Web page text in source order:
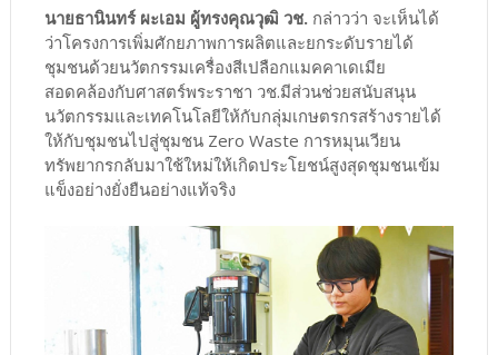
นายธานินทร์ ผะเอม ผู้ทรงคุณวุฒิ วช.กล่าวว่า จะเห็นได้
ว่าโครงการเพิ่มศักยภาพการผลิตและยกระดับรายได้
ชุมชนด้วยนวัตกรรมเครื่องสีเปลือกแมคคาเดเมีย
สอดคล้องกับศาสตร์พระราชา วช.มีส่วนช่วยสนับสนุน
นวัตกรรมและเทคโนโลยีให้กับกลุ่มเกษตรกรสร้างรายได้
ให้กับชุมชนไปสู่ชุมชน Zero Waste การหมุนเวียน
ทรัพยากรกลับมาใช้ใหม่ให้เกิดประโยชน์สูงสุดชุมชนเข้ม
แข็งอย่างยั่งยืนอย่างแท้จริง